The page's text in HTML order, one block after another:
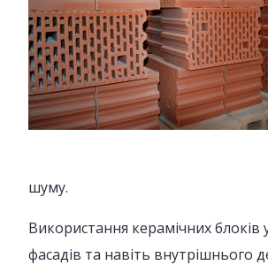
шуму.
Використання керамічних блоків
фасадів та навіть внутрішнього